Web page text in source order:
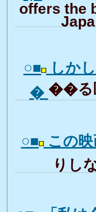
offers the
○■ しか
� ��る
○■ この映
りし